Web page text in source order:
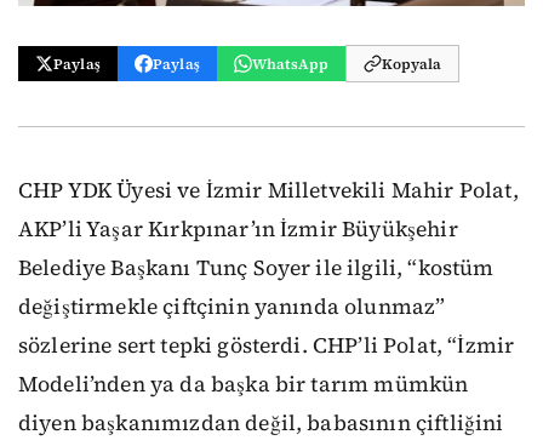
Paylaş Paylaş WhatsApp Kopyala
CHP YDK Üyesi ve İzmir Milletvekili Mahir Polat,
AKP’li Yaşar Kırkpınar’ın İzmir Büyükşehir
Belediye Başkanı Tunç Soyer ile ilgili, “kostüm
değiştirmekle çiftçinin yanında olunmaz”
sözlerine sert tepki gösterdi. CHP’li Polat, “İzmir
Modeli’nden ya da başka bir tarım mümkün
diyen başkanımızdan değil, babasının çiftliğini